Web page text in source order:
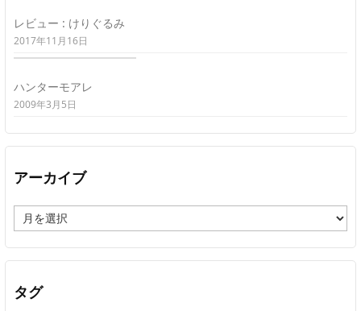
レビュー : けりぐるみ
2017年11月16日
ハンターモアレ
2009年3月5日
アーカイブ
ー
カ
イ
タグ